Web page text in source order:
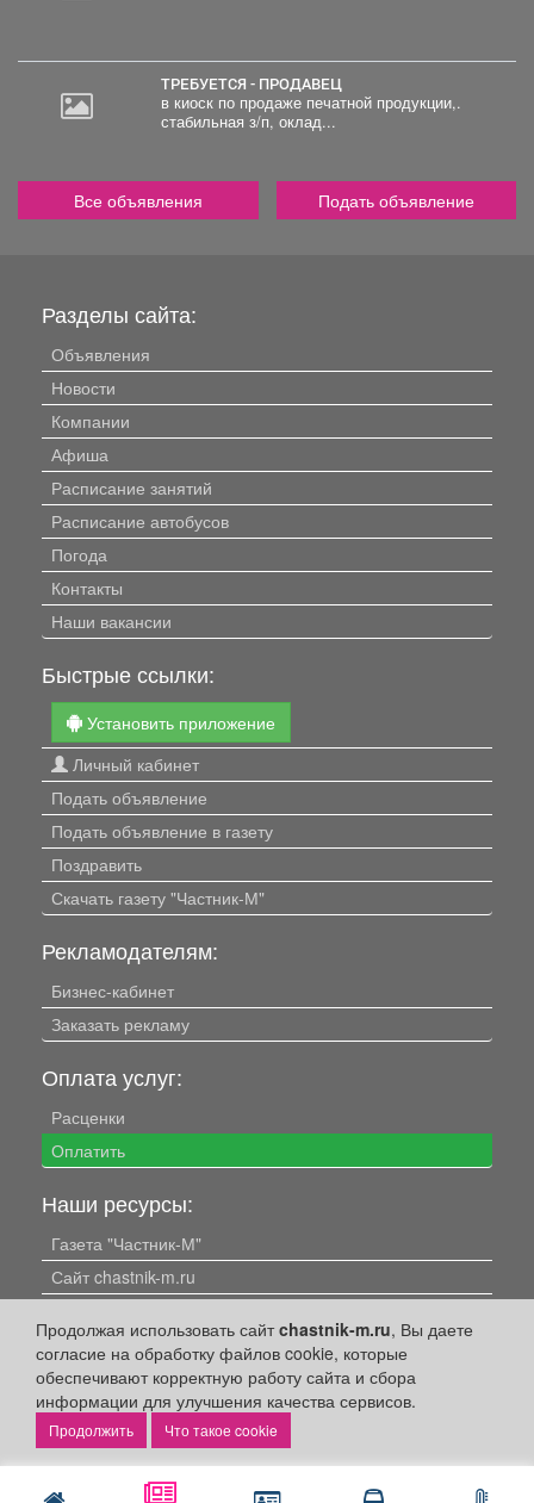
ТРЕБУЕТСЯ - ПРОДАВЕЦ
в киоск по продаже печатной продукции,.
стабильная з/п, оклад...
Все объявления Подать объявление
Продолжая использовать сайтchastnik-m.ru, Вы даете
согласие на обработку файлов cookie, которые
обеспечивают корректную работу сайта и сбора
информации для улучшения качества сервисов.
Что такое cookie
Разделы сайта:
Объявления
Новости
Компании
Афиша
Расписание занятий
Расписание автобусов
Погода
Контакты
Наши вакансии
Быстрые ссылки:
Установить приложение
Личный кабинет
Подать объявление
Подать объявление в газету
Поздравить
Скачать газету "Частник-М"
Рекламодателям:
Бизнес-кабинет
Заказать рекламу
Оплата услуг:
Расценки
Оплатить
Наши ресурсы:
Газета "Частник-М"
Сайт chastnik-m.ru
Дорожное радио 93.4FM
Радио для двоих 105.3FM
Европа плюс 103.3FM